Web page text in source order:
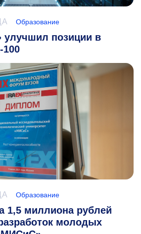
Образование
позиции в
100
Образование
1,5 миллиона рублей
молодых